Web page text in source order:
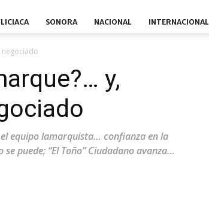
SONORA NACIONAL INTERNACIONAL
negociado
y,
el equipo lamarquista… confianza en la
puede; “El Toño” Ciudadano avanza…